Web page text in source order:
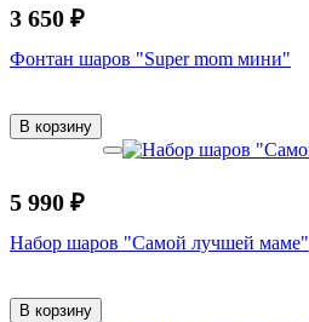
3 650 ₽
Фонтан шаров "Super mom мини"
В корзину
5 990 ₽
Набор шаров "Самой лучшей маме"
В корзину